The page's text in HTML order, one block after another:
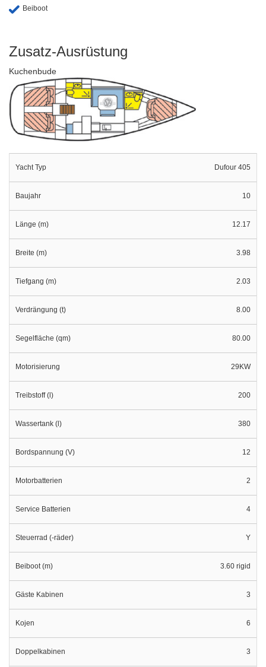
Beiboot
Zusatz-Ausrüstung
Kuchenbude
Yacht Typ Dufour 405
Baujahr 10
Länge (m) 12.17
Breite (m) 3.98
Tiefgang (m) 2.03
Verdrängung (t) 8.00
Segelfläche (qm) 80.00
Motorisierung 29KW
Treibstoff (l) 200
Wassertank (l) 380
Bordspannung (V) 12
Motorbatterien 2
Service Batterien 4
Steuerrad (-räder) Y
Beiboot (m) 3.60 rigid
Gäste Kabinen 3
Kojen 6
Doppelkabinen 3